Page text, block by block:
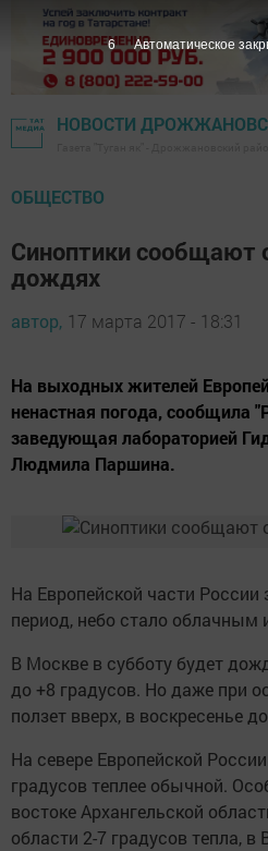
НОВОСТИ
ОБЩЕСТВО
Синоптики сообщают
дождях
автор, 17 марта 2017 - 18:31
На выходных жителей
ненастная погода, сообщила
заведующая лабораторией
Людмила Паршина.
На Европейской части
период, небо стало
В Москве в субботу будет
до +8 градусов. Но даже при
ползет вверх, в воскресенье
На севере Европейской
градусов теплее обычной.
востоке Архангельской
области 2-7 градусов тепла, в
5 Автоматическое